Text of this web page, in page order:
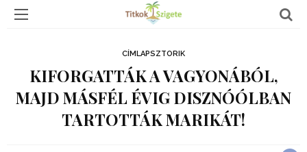
CÍMLAPSZTORIK
KIFORGATTÁK A VAGYONÁBÓL,
MAJD MÁSFÉL ÉVIG DISZNÓÓLBAN
TARTOTTÁK MARIKÁT!